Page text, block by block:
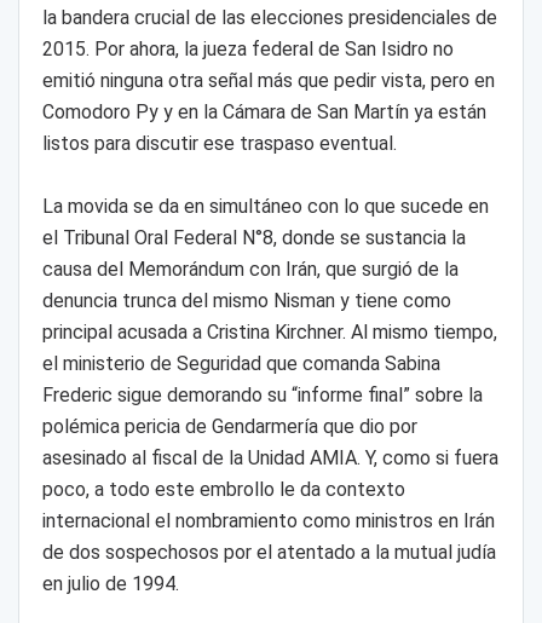
la bandera crucial de las elecciones presidenciales de
2015. Por ahora, la jueza federal de San Isidro no
emitió ninguna otra señal más que pedir vista, pero en
Comodoro Py y en la Cámara de San Martín ya están
listos para discutir ese traspaso eventual.
La movida se da en simultáneo con lo que sucede en
el Tribunal Oral Federal N°8, donde se sustancia la
causa del Memorándum con Irán, que surgió de la
denuncia trunca del mismo Nisman y tiene como
principal acusada a Cristina Kirchner. Al mismo tiempo,
el ministerio de Seguridad que comanda Sabina
Frederic sigue demorando su “informe final” sobre la
polémica pericia de Gendarmería que dio por
asesinado al fiscal de la Unidad AMIA. Y, como si fuera
poco, a todo este embrollo le da contexto
internacional el nombramiento como ministros en Irán
de dos sospechosos por el atentado a la mutual judía
en julio de 1994.